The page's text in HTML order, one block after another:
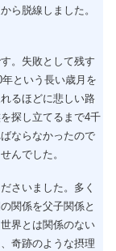
ら脱線しました。
。失敗として残す
という長い歳月を
るほどに悲しい路
探し立てるまで4千
ならなかったので
んでした。
さいました。多く
関係を父子関係と
界とは関係のない
奇跡のような摂理